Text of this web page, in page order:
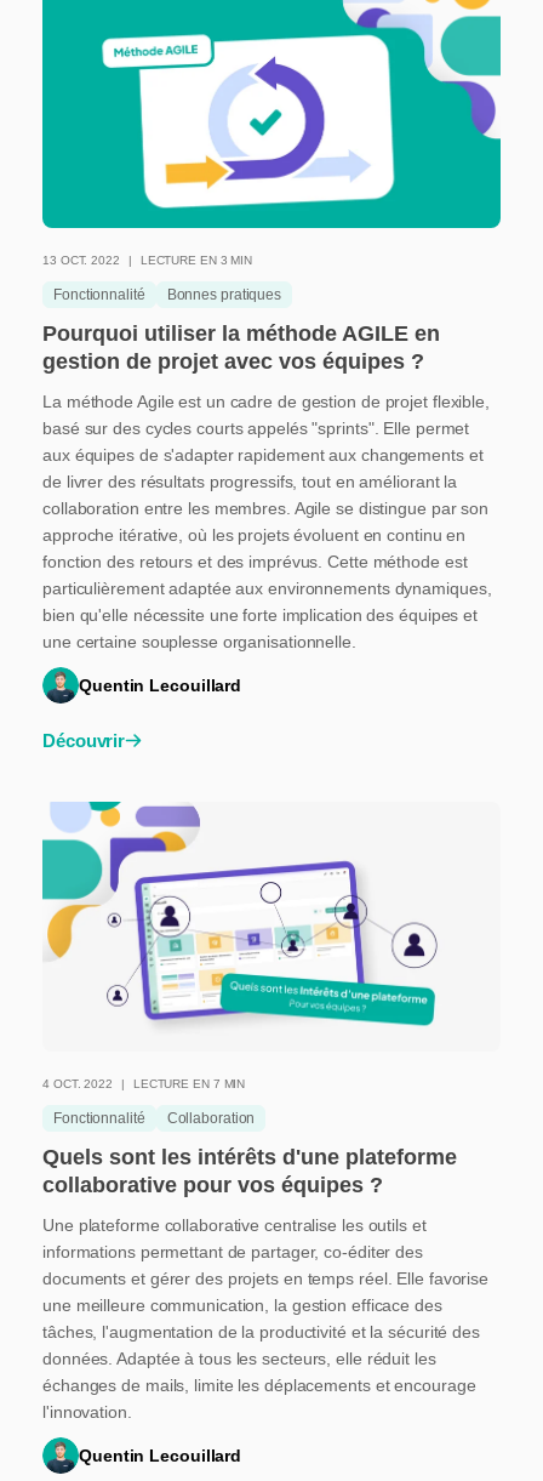
13 OCT. 2022 LECTURE EN 3 MIN
Fonctionnalité Bonnes pratiques
Pourquoi utiliser la méthode AGILE en
gestion de projet avec vos équipes ?
La méthode Agile est un cadre de gestion de projet flexible,
basé sur des cycles courts appelés "sprints". Elle permet
aux équipes de s'adapter rapidement aux changements et
de livrer des résultats progressifs, tout en améliorant la
collaboration entre les membres. Agile se distingue par son
approche itérative, où les projets évoluent en continu en
fonction des retours et des imprévus. Cette méthode est
particulièrement adaptée aux environnements dynamiques,
bien qu'elle nécessite une forte implication des équipes et
une certaine souplesse organisationnelle.
Quentin Lecouillard
Découvrir
4 OCT. 2022 LECTURE EN 7 MIN
Fonctionnalité Collaboration
Quels sont les intérêts d'une plateforme
collaborative pour vos équipes ?
Une plateforme collaborative centralise les outils et
informations permettant de partager, co-éditer des
documents et gérer des projets en temps réel. Elle favorise
une meilleure communication, la gestion efficace des
tâches, l'augmentation de la productivité et la sécurité des
données. Adaptée à tous les secteurs, elle réduit les
échanges de mails, limite les déplacements et encourage
l'innovation.
Quentin Lecouillard